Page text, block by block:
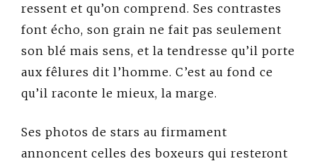
ressent et qu’on comprend. Ses contrastes
font écho, son grain ne fait pas seulement
son blé mais sens, et la tendresse qu’il porte
aux fêlures dit l’homme. C’est au fond ce
qu’il raconte le mieux, la marge.
Ses photos de stars au firmament
annoncent celles des boxeurs qui resteront